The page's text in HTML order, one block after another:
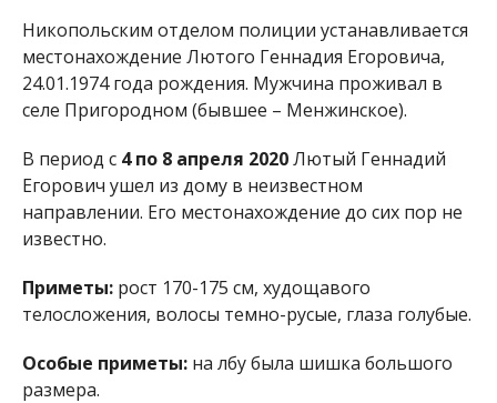
Никопольским отделом полиции устанавливается
местонахождение Лютого Геннадия Егоровича,
24.01.1974 года рождения. Мужчина проживал в
селе Пригородном (бывшее – Менжинское).
В период с 4 по 8 апреля 2020Лютый Геннадий
Егорович ушел из дому в неизвестном
направлении. Его местонахождение до сих пор не
известно.
Приметы:рост 170-175 см, худощавого
телосложения, волосы темно-русые, глаза голубые.
Особые приметы:на лбу была шишка большого
размера.